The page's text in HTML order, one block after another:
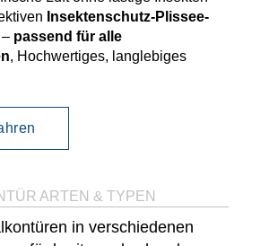
Insektenschutz-Plissee-
passend für alle
, Hochwertiges, langlebiges
ARTEN & TYPEN
in verschiedenen